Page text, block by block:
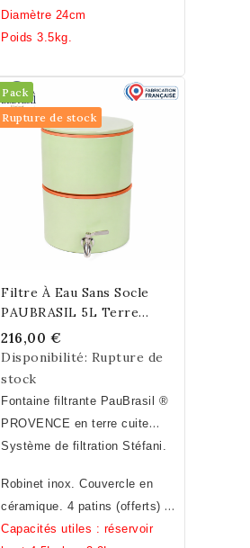
un joint noir antidérapant.
Diamètre 24cm
Poids 3.5kg.
Pack
Rupture de stock
Ajouter Au Panier
Filtre À Eau Sans Socle
PAUBRASIL 5L Terre
Cuite Émaillée Verte
216,00 €
Disponibilité: Rupture de
stock
Fontaine filtrante PauBrasil ®
PROVENCE en terre cuite
émaillée verte. Fait main.
Système de filtration Stéfani.
Robinet inox. Couvercle en
céramique. 4 patins (offerts) à
disposer sous la cuve basse.
Capacités utiles : réservoir